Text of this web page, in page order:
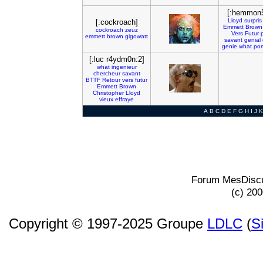
[:cockroach]
cockroach zeuz
emmett brown gigowatt
Lloyd surpris
Emmett Brown
Vers Futur
savant genial
genie what
[:luc r4ydm0n:2]
what ingenieur
chercheur savant
BTTF Retour vers futur
Emmett Brown
Christopher Lloyd
vieux effraye
A B C D E F G H I J K
Forum
(c)
Copyright © 1997-2025 Groupe LDLC (